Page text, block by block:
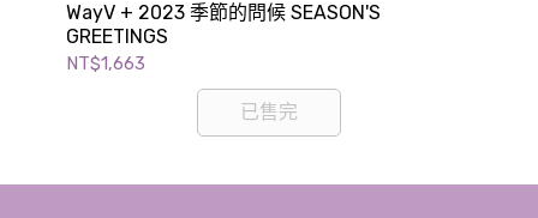
WayV + 2023 季節的問候 SEASON'S
GREETINGS
NT$1,663
已售完